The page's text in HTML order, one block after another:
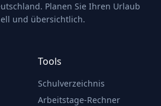
Planen Sie Ihren Urlaub
und übersichtlich.
Tools
Schulverzeichnis
Arbeitstage-Rechner